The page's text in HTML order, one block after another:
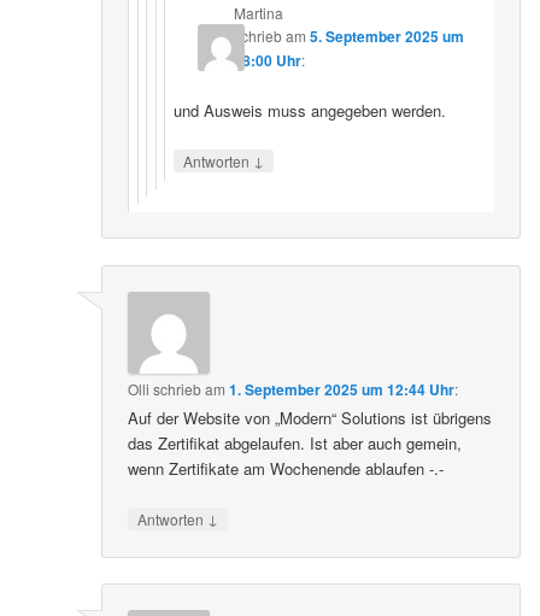
Martina
schriebam 5. September 2025 um
18:00 Uhr:
und Ausweis muss angegeben werden.
Antworten ↓
Olli schriebam1. September 2025 um 12:44 Uhr:
Auf der Website von „Modern“ Solutions ist übrigens
das Zertifikat abgelaufen. Ist aber auch gemein,
wenn Zertifikate am Wochenende ablaufen -.-
Antworten ↓